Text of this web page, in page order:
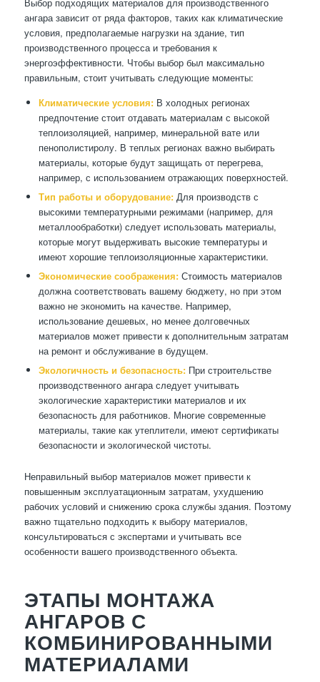
Выбор подходящих материалов для производственного
ангара зависит от ряда факторов, таких как климатические
условия, предполагаемые нагрузки на здание, тип
производственного процесса и требования к
энергоэффективности. Чтобы выбор был максимально
правильным, стоит учитывать следующие моменты:
Климатические условия:В холодных регионах
предпочтение стоит отдавать материалам с высокой
теплоизоляцией, например, минеральной вате или
пенополистиролу. В теплых регионах важно выбирать
материалы, которые будут защищать от перегрева,
например, с использованием отражающих поверхностей.
Тип работы и оборудование:Для производств с
высокими температурными режимами (например, для
металлообработки) следует использовать материалы,
которые могут выдерживать высокие температуры и
имеют хорошие теплоизоляционные характеристики.
Экономические соображения:Стоимость материалов
должна соответствовать вашему бюджету, но при этом
важно не экономить на качестве. Например,
использование дешевых, но менее долговечных
материалов может привести к дополнительным затратам
на ремонт и обслуживание в будущем.
Экологичность и безопасность:При строительстве
производственного ангара следует учитывать
экологические характеристики материалов и их
безопасность для работников. Многие современные
материалы, такие как утеплители, имеют сертификаты
безопасности и экологической чистоты.
Неправильный выбор материалов может привести к
повышенным эксплуатационным затратам, ухудшению
рабочих условий и снижению срока службы здания. Поэтому
важно тщательно подходить к выбору материалов,
консультироваться с экспертами и учитывать все
особенности вашего производственного объекта.
ЭТАПЫ МОНТАЖА
АНГАРОВ С
КОМБИНИРОВАННЫМИ
МАТЕРИАЛАМИ